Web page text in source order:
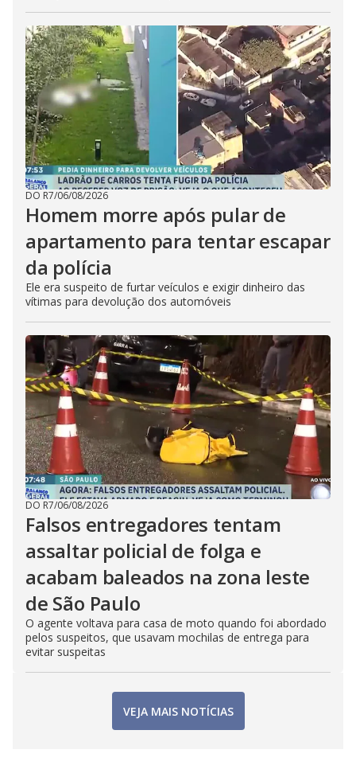
DO R7/06/08/2026
Homem morre após pular de
apartamento para tentar escapar
da polícia
Ele era suspeito de furtar veículos e exigir dinheiro das
vítimas para devolução dos automóveis
DO R7/06/08/2026
Falsos entregadores tentam
assaltar policial de folga e
acabam baleados na zona leste
de São Paulo
O agente voltava para casa de moto quando foi abordado
pelos suspeitos, que usavam mochilas de entrega para
evitar suspeitas
VEJA MAIS NOTÍCIAS